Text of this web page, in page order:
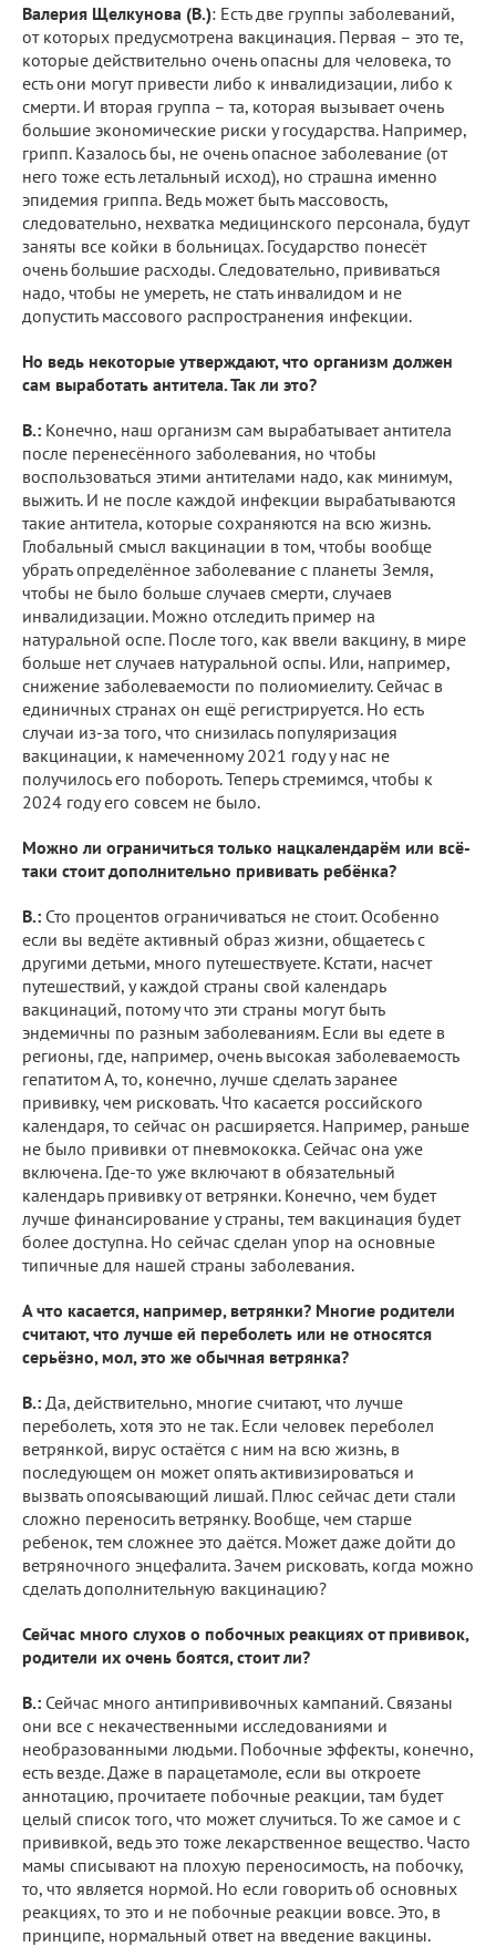
Валерия Щелкунова (В.): Есть две группы заболеваний,
от которых предусмотрена вакцинация. Первая – это те,
которые действительно очень опасны для человека, то
есть они могут привести либо к инвалидизации, либо к
смерти. И вторая группа – та, которая вызывает очень
большие экономические риски у государства. Например,
грипп. Казалось бы, не очень опасное заболевание (от
него тоже есть летальный исход), но страшна именно
эпидемия гриппа. Ведь может быть массовость,
следовательно, нехватка медицинского персонала, будут
заняты все койки в больницах. Государство понесёт
очень большие расходы. Следовательно, прививаться
надо, чтобы не умереть, не стать инвалидом и не
допустить массового распространения инфекции.
Но ведь некоторые утверждают, что организм должен
сам выработать антитела. Так ли это?
В.: Конечно, наш организм сам вырабатывает антитела
после перенесённого заболевания, но чтобы
воспользоваться этими антителами надо, как минимум,
выжить. И не после каждой инфекции вырабатываются
такие антитела, которые сохраняются на всю жизнь.
Глобальный смысл вакцинации в том, чтобы вообще
убрать определённое заболевание с планеты Земля,
чтобы не было больше случаев смерти, случаев
инвалидизации. Можно отследить пример на
натуральной оспе. После того, как ввели вакцину, в мире
больше нет случаев натуральной оспы. Или, например,
снижение заболеваемости по полиомиелиту. Сейчас в
единичных странах он ещё регистрируется. Но есть
случаи из-за того, что снизилась популяризация
вакцинации, к намеченному 2021 году у нас не
получилось его побороть. Теперь стремимся, чтобы к
2024 году его совсем не было.
Можно ли ограничиться только нацкалендарём или всё-
таки стоит дополнительно прививать ребёнка?
В.: Сто процентов ограничиваться не стоит. Особенно
если вы ведёте активный образ жизни, общаетесь с
другими детьми, много путешествуете. Кстати, насчет
путешествий, у каждой страны свой календарь
вакцинаций, потому что эти страны могут быть
эндемичны по разным заболеваниям. Если вы едете в
регионы, где, например, очень высокая заболеваемость
гепатитом А, то, конечно, лучше сделать заранее
прививку, чем рисковать. Что касается российского
календаря, то сейчас он расширяется. Например, раньше
не было прививки от пневмококка. Сейчас она уже
включена. Где-то уже включают в обязательный
календарь прививку от ветрянки. Конечно, чем будет
лучше финансирование у страны, тем вакцинация будет
более доступна. Но сейчас сделан упор на основные
типичные для нашей страны заболевания.
А что касается, например, ветрянки? Многие родители
считают, что лучше ей переболеть или не относятся
серьёзно, мол, это же обычная ветрянка?
В.: Да, действительно, многие считают, что лучше
переболеть, хотя это не так. Если человек переболел
ветрянкой, вирус остаётся с ним на всю жизнь, в
последующем он может опять активизироваться и
вызвать опоясывающий лишай. Плюс сейчас дети стали
сложно переносить ветрянку. Вообще, чем старше
ребенок, тем сложнее это даётся. Может даже дойти до
ветряночного энцефалита. Зачем рисковать, когда можно
сделать дополнительную вакцинацию?
Сейчас много слухов о побочных реакциях от прививок,
родители их очень боятся, стоит ли?
В.: Сейчас много антипрививочных кампаний. Связаны
они все с некачественными исследованиями и
необразованными людьми. Побочные эффекты, конечно,
есть везде. Даже в парацетамоле, если вы откроете
аннотацию, прочитаете побочные реакции, там будет
целый список того, что может случиться. То же самое и с
прививкой, ведь это тоже лекарственное вещество. Часто
мамы списывают на плохую переносимость, на побочку,
то, что является нормой. Но если говорить об основных
реакциях, то это и не побочные реакции вовсе. Это, в
принципе, нормальный ответ на введение вакцины.